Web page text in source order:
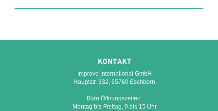
KONTAKT
Improve International GmbH
Hauptstr. 332, 65760 Eschborn
Büro Öffnungszeiten:
Montag bis Freitag, 9 bis 15 Uhr